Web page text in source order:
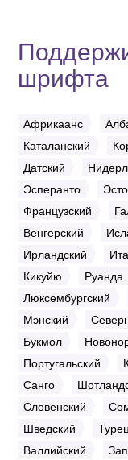
шрифта
Африкаанс
Каталанский
Датский
Эсперанто
Французский
Венгерский
Ирландский
Кикуйю
Руанда
Люксембургский
Мэнский
Букмол
Португальский
Санго
Словенский
Шведский
Валлийский